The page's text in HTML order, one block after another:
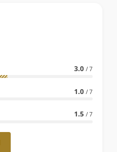
3.0 / 7
1.0 / 7
1.5 / 7